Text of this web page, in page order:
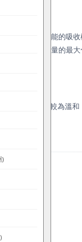
)
時，細胞對光能的吸
期，實現光能量的最
高頻閃沖光 較為溫和